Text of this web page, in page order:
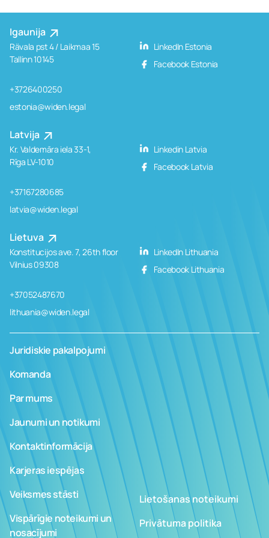
Igaunija
Rävala pst 4 / Laikmaa 15
Tallinn 10145
+3726400250
estonia@widen.legal
LinkedIn Estonia
Facebook Estonia
Latvija
Kr. Valdemāra iela 33-1,
Rīga LV-1010
+37167280685
latvia@widen.legal
Linkedin Latvia
Facebook Latvia
Lietuva
Konstitucijos ave. 7, 26th floor
Vilnius 09308
+37052487670
lithuania@widen.legal
LinkedIn Lithuania
Facebook Lithuania
Juridiskie pakalpojumi
Komanda
Par mums
Jaunumi un notikumi
Kontaktinformācija
Karjeras iespējas
Veiksmes stāsti
Vispārīgie noteikumi un
nosacījumi
Lietošanas noteikumi
Privātuma politika